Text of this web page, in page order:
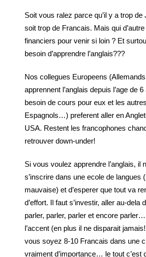
Soit vous ralez parce qu’il y a trop
soit trop de Francais. Mais qui
financiers pour venir si loin ? Et
besoin d’apprendre l’anglais???
Nos collegues Europeens
apprennent l’anglais depuis l’age de
besoin de cours pour eux et les
Espagnols…) preferent aller en
USA. Restent les francophones
retrouver down-under!
Si vous voulez apprendre l’anglais, il
s’inscrire dans une ecole de langues
mauvaise) et d’esperer que tout va
d’effort. Il faut s’investir, aller au-dela
parler, parler, parler et encore
l’accent (en plus il ne disparait
vous soyez 8-10 Francais dans une
vraiment d’importance… le tout c’est